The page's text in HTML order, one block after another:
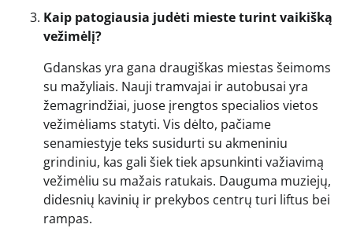
Kaip patogiausia judėti mieste turint vaikišką
vežimėlį?
Gdanskas yra gana draugiškas miestas šeimoms
su mažyliais. Nauji tramvajai ir autobusai yra
žemagrindžiai, juose įrengtos specialios vietos
vežimėliams statyti. Vis dėlto, pačiame
senamiestyje teks susidurti su akmeniniu
grindiniu, kas gali šiek tiek apsunkinti važiavimą
vežimėliu su mažais ratukais. Dauguma muziejų,
didesnių kavinių ir prekybos centrų turi liftus bei
rampas.